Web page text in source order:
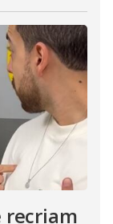
recriam